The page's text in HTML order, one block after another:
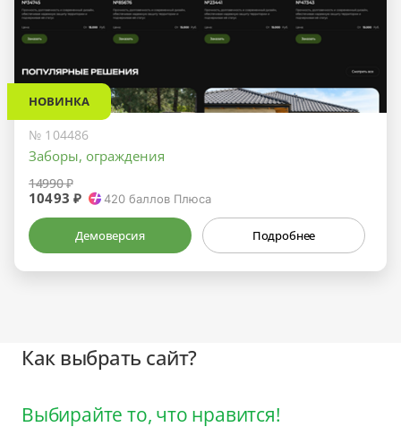
НОВИНКА
№ 104486
Заборы, ограждения
14990 ₽
10493 ₽ 420 баллов Плюса
Демоверсия Подробнее
Как выбрать сайт?
Выбирайте то, что нравится!